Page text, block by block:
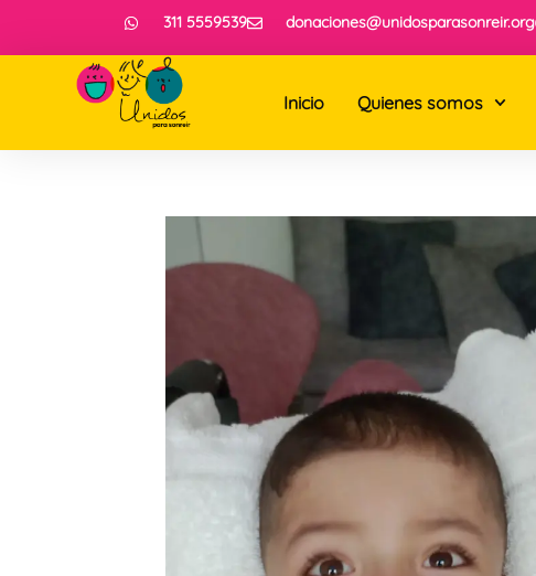
311 5559539 donaciones@unidosparasonreir.org
Inicio Quienes somos